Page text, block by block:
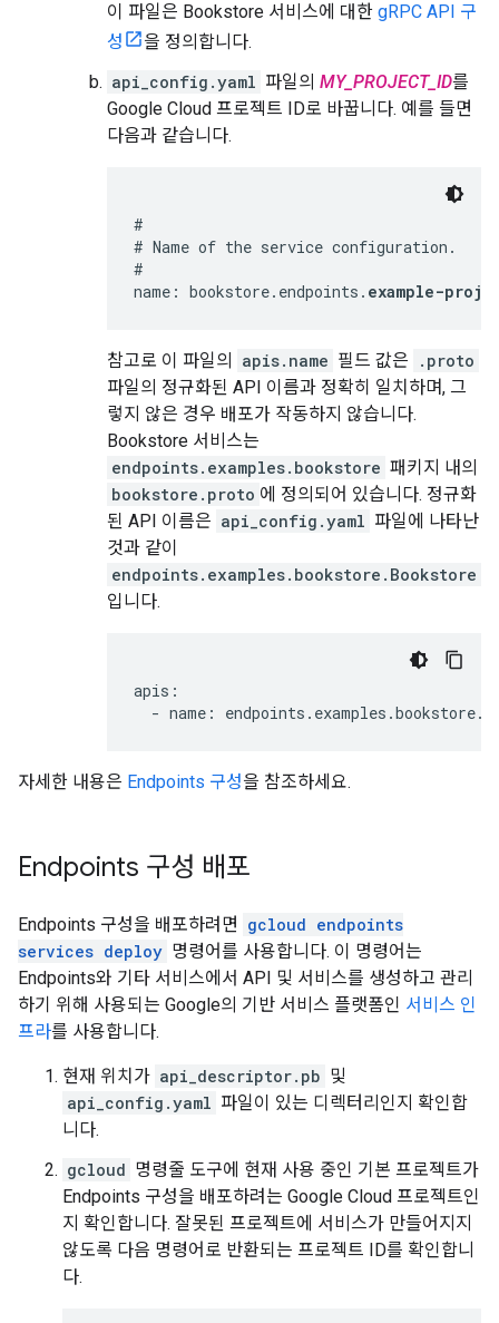
이 파일은 Bookstore 서비스에 대한 gRPC API 구
성
을 정의합니다.
api_config.yaml 파일의 MY_PROJECT_ID를
Google Cloud 프로젝트 ID로 바꿉니다. 예를 들면
다음과 같습니다.
#
# Name of the service configuration.
#
name: bookstore.endpoints. example-
참고로 이 파일의 apis.name 필드 값은
.proto
파일의 정규화된 API 이름과 정확히 일치하며, 그
렇지 않은 경우 배포가 작동하지 않습니다.
Bookstore 서비스는
endpoints.examples.bookstore 패키지 내의
bookstore.proto 에 정의되어 있습니다. 정규화
된 API 이름은 api_config.yaml 파일에 나타난
것과 같이
endpoints.examples.bookstore.Bookstore
입니다.
apis:
- name:
자세한 내용은 Endpoints 구성을 참조하세요.
Endpoints 구성 배포
Endpoints 구성을 배포하려면 gcloud endpoints
services deploy 명령어를 사용합니다. 이 명령어는
Endpoints와 기타 서비스에서 API 및 서비스를 생성하고 관리
하기 위해 사용되는 Google의 기반 서비스 플랫폼인 서비스 인
프라를 사용합니다.
현재 위치가 api_descriptor.pb 및
api_config.yaml 파일이 있는 디렉터리인지 확인합
니다.
gcloud 명령줄 도구에 현재 사용 중인 기본 프로젝트가
Endpoints 구성을 배포하려는 Google Cloud 프로젝트인
지 확인합니다. 잘못된 프로젝트에 서비스가 만들어지지
않도록 다음 명령어로 반환되는 프로젝트 ID를 확인합니
다.